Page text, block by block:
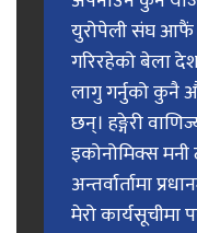
युरोपेली संघ आफैं
गरिरहेको बेला
लागु गर्नुको कुनै
छन्। हङ्गेरी
इकोनोमिक्स
अन्तर्वार्तामा
मेरो कार्यसूचीमा